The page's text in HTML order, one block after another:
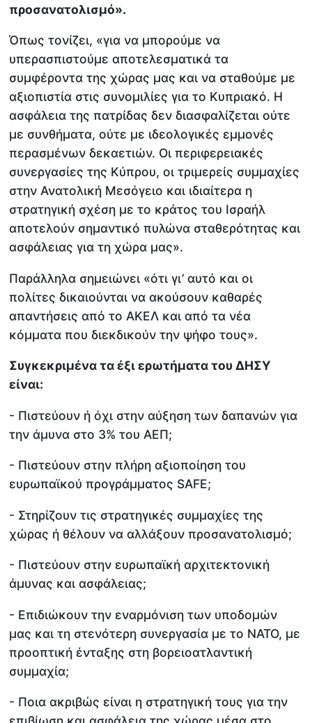
προσανατολισμό».
Όπως τονίζει, «για να μπορούμε να
υπερασπιστούμε αποτελεσματικά τα
συμφέροντα της χώρας μας και να σταθούμε με
αξιοπιστία στις συνομιλίες για το Κυπριακό. Η
ασφάλεια της πατρίδας δεν διασφαλίζεται ούτε
με συνθήματα, ούτε με ιδεολογικές εμμονές
περασμένων δεκαετιών. Οι περιφερειακές
συνεργασίες της Κύπρου, οι τριμερείς συμμαχίες
στην Ανατολική Μεσόγειο και ιδιαίτερα η
στρατηγική σχέση με το κράτος του Ισραήλ
αποτελούν σημαντικό πυλώνα σταθερότητας και
ασφάλειας για τη χώρα μας».
Παράλληλα σημειώνει «ότι γι’ αυτό και οι
πολίτες δικαιούνται να ακούσουν καθαρές
απαντήσεις από το ΑΚΕΛ και από τα νέα
κόμματα που διεκδικούν την ψήφο τους».
Συγκεκριμένα τα έξι ερωτήματα του ΔΗΣΥ
είναι:
- Πιστεύουν ή όχι στην αύξηση των δαπανών για
την άμυνα στο 3% του ΑΕΠ;
- Πιστεύουν στην πλήρη αξιοποίηση του
ευρωπαϊκού προγράμματος SAFE;
- Στηρίζουν τις στρατηγικές συμμαχίες της
χώρας ή θέλουν να αλλάξουν προσανατολισμό;
- Πιστεύουν στην ευρωπαϊκή αρχιτεκτονική
άμυνας και ασφάλειας;
- Επιδιώκουν την εναρμόνιση των υποδομών
μας και τη στενότερη συνεργασία με το ΝΑΤΟ, με
προοπτική ένταξης στη βορειοατλαντική
συμμαχία;
- Ποια ακριβώς είναι η στρατηγική τους για την